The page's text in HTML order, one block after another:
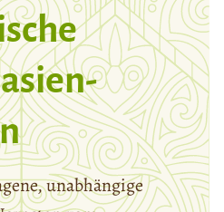
unabhängige